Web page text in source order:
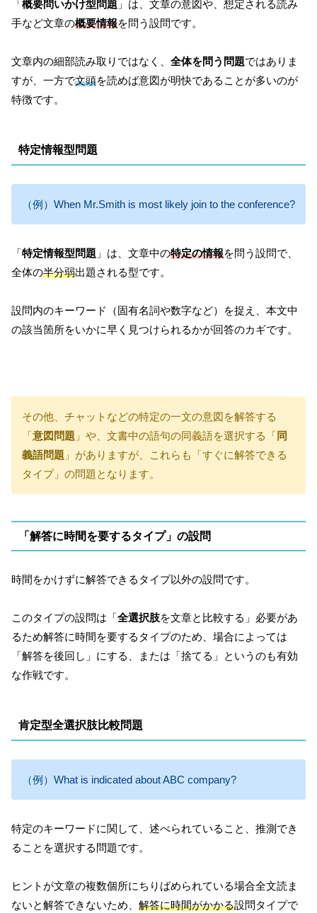
「概要問いかけ型問題 」は、文章の意図や、想定される読み
手など文章の概要情報を問う設問です。
文章内の細部読み取りではなく、 全体を問う問題ではありま
すが、一方で文頭を読めば意図が明快であることが多いのが
特徴です。
特定情報型問題
（例）When Mr.Smith is most likely join to the conference?
「特定情報型問題 」は、文章中の特定の情報を問う設問で、
全体の半分弱出題される型です。
設問内のキーワード（固有名詞や数字など）を捉え、本文中
の該当箇所をいかに早く見つけられるかが回答のカギです。
その他、チャットなどの特定の一文の意図を解答する
「意図問題 」や、文書中の語句の同義語を選択する「 同
義語問題 」がありますが、これらも「すぐに解答できる
タイプ」の問題となります。
「解答に時間を要するタイプ」の設問
時間をかけずに解答できるタイプ以外の設問です。
このタイプの設問は「全選択肢を文章と比較する」必要があ
るため解答に時間を要するタイプのため、場合によっては
「解答を後回し」にする、または「捨てる」というのも有効
な作戦です。
肯定型全選択肢比較問題
（例）What is indicated about ABC company?
特定のキーワードに関して、述べられていること、推測でき
ることを選択する問題です。
ヒントが文章の複数個所にちりばめられている場合全文読ま
ないと解答できないため、 解答に時間がかかる設問タイプで